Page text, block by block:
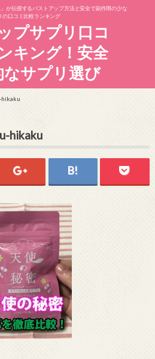
が伝授するバストアップ方法と安全で副作用の少な
の口コミ比較ランキング
プサプリ口コ
キング！安全
なサプリ選び
hikaku